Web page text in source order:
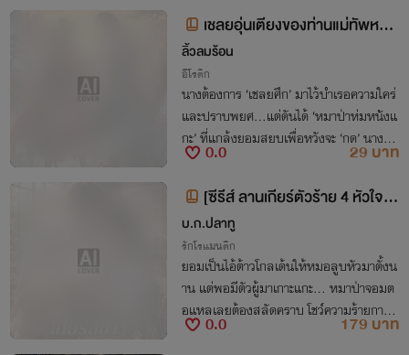
เชลยอุ่นเตียงของท่านแม่ทัพหญิ
ง
ลิ้วลมร้อน
อีโรติก
นางต้องการ ‘เชลยศึก’ มาไว้บำเรอความใคร่
และปราบพยศ...แต่ดันได้ ‘หมาป่าห่มหนังแ
กะ’ ที่แกล้งยอมสยบเพื่อหวังจะ ‘กด’ นางคืน
เป็นร้อยเท่า!
0.0
29 บาท
[ซีรีส์ ลานเกียร์ตัวร้าย 4 หัวใจนา
ยวิศวะ] เกียร์สีขาวกับกาวน์คุณหมอ
หมา
บ.ก.ปลาทู
รักโรแมนติก
ยอมเป็นไอ้ต้าวโกลเด้นให้หมอลูบหัวมาตั้งน
าน แต่พอมีตัวผู้มาเกาะแกะ... หมาป่าจอมต
อแหลเลยต้องสลัดคราบ โชว์ความร้ายกาจจั
บรุ่นพี่กินเรียบไม่ให้เหลือซาก!
0.0
179 บาท